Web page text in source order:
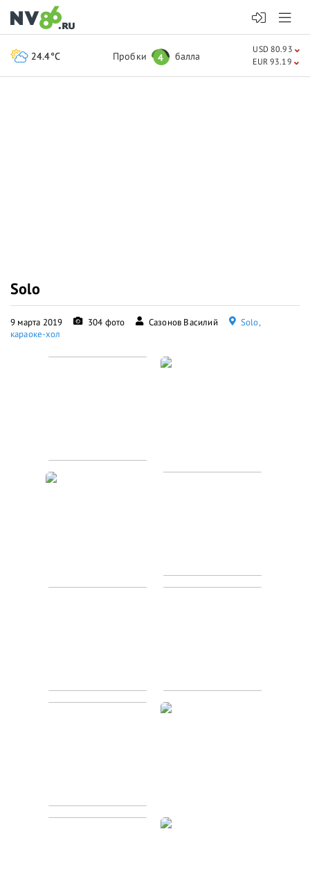
Solo
9 марта 2019 304 фото Сазонов Василий
Solo,
караоке-хол
24.4°C Пробки 4 балла
USD 80.93
EUR 93.19